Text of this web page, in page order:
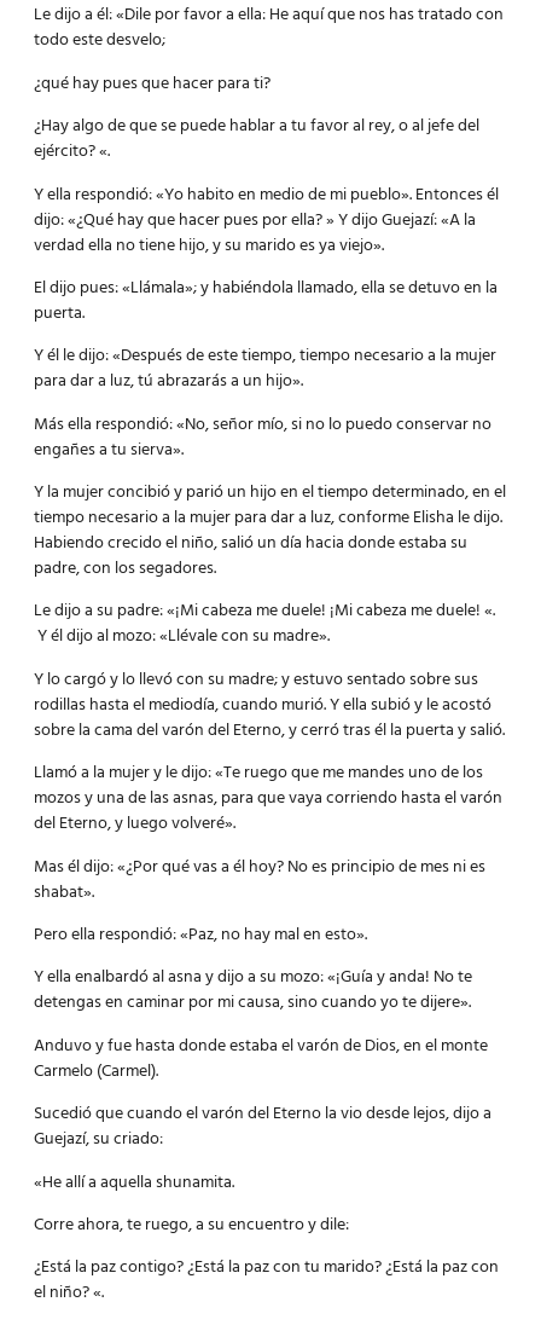
Le dijo a él: «Dile por favor a ella: He aquí que nos has tratado con
todo este desvelo;
¿qué hay pues que hacer para ti?
¿Hay algo de que se puede hablar a tu favor al rey, o al jefe del
ejército? «.
Y ella respondió: «Yo habito en medio de mi pueblo». Entonces él
dijo: «¿Qué hay que hacer pues por ella? » Y dijo Guejazí: «A la
verdad ella no tiene hijo, y su marido es ya viejo».
El dijo pues: «Llámala»; y habiéndola llamado, ella se detuvo en la
puerta.
Y él le dijo: «Después de este tiempo, tiempo necesario a la mujer
para dar a luz, tú abrazarás a un hijo».
Más ella respondió: «No, señor mío, si no lo puedo conservar no
engañes a tu sierva».
Y la mujer concibió y parió un hijo en el tiempo determinado, en el
tiempo necesario a la mujer para dar a luz, conforme Elisha le dijo.
Habiendo crecido el niño, salió un día hacia donde estaba su
padre, con los segadores.
Le dijo a su padre: «¡Mi cabeza me duele! ¡Mi cabeza me duele! «.
Y él dijo al mozo: «Llévale con su madre».
Y lo cargó y lo llevó con su madre; y estuvo sentado sobre sus
rodillas hasta el mediodía, cuando murió. Y ella subió y le acostó
sobre la cama del varón del Eterno, y cerró tras él la puerta y salió.
Llamó a la mujer y le dijo: «Te ruego que me mandes uno de los
mozos y una de las asnas, para que vaya corriendo hasta el varón
del Eterno, y luego volveré».
Mas él dijo: «¿Por qué vas a él hoy? No es principio de mes ni es
shabat».
Pero ella respondió: «Paz, no hay mal en esto».
Y ella enalbardó al asna y dijo a su mozo: «¡Guía y anda! No te
detengas en caminar por mi causa, sino cuando yo te dijere».
Anduvo y fue hasta donde estaba el varón de Dios, en el monte
Carmelo (Carmel).
Sucedió que cuando el varón del Eterno la vio desde lejos, dijo a
Guejazí, su criado:
«He allí a aquella shunamita.
Corre ahora, te ruego, a su encuentro y dile:
¿Está la paz contigo? ¿Está la paz con tu marido? ¿Está la paz con
el niño? «.